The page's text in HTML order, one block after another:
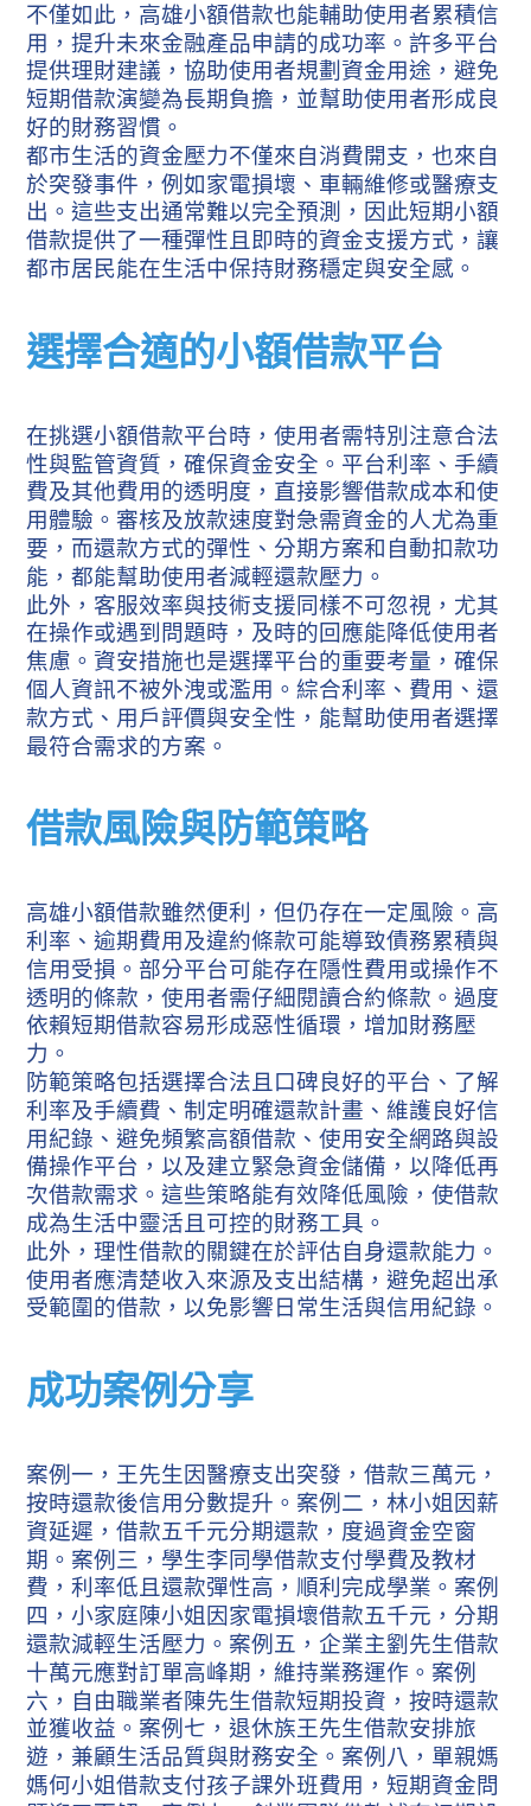
不僅如此，高雄小額借款也能輔助使用者累積信
用，提升未來金融產品申請的成功率。許多平台
提供理財建議，協助使用者規劃資金用途，避免
短期借款演變為長期負擔，並幫助使用者形成良
好的財務習慣。
都市生活的資金壓力不僅來自消費開支，也來自
於突發事件，例如家電損壞、車輛維修或醫療支
出。這些支出通常難以完全預測，因此短期小額
借款提供了一種彈性且即時的資金支援方式，讓
都市居民能在生活中保持財務穩定與安全感。
選擇合適的小額借款平台
在挑選小額借款平台時，使用者需特別注意合法
性與監管資質，確保資金安全。平台利率、手續
費及其他費用的透明度，直接影響借款成本和使
用體驗。審核及放款速度對急需資金的人尤為重
要，而還款方式的彈性、分期方案和自動扣款功
能，都能幫助使用者減輕還款壓力。
此外，客服效率與技術支援同樣不可忽視，尤其
在操作或遇到問題時，及時的回應能降低使用者
焦慮。資安措施也是選擇平台的重要考量，確保
個人資訊不被外洩或濫用。綜合利率、費用、還
款方式、用戶評價與安全性，能幫助使用者選擇
最符合需求的方案。
借款風險與防範策略
高雄小額借款雖然便利，但仍存在一定風險。高
利率、逾期費用及違約條款可能導致債務累積與
信用受損。部分平台可能存在隱性費用或操作不
透明的條款，使用者需仔細閱讀合約條款。過度
依賴短期借款容易形成惡性循環，增加財務壓
力。
防範策略包括選擇合法且口碑良好的平台、了解
利率及手續費、制定明確還款計畫、維護良好信
用紀錄、避免頻繁高額借款、使用安全網路與設
備操作平台，以及建立緊急資金儲備，以降低再
次借款需求。這些策略能有效降低風險，使借款
成為生活中靈活且可控的財務工具。
此外，理性借款的關鍵在於評估自身還款能力。
使用者應清楚收入來源及支出結構，避免超出承
受範圍的借款，以免影響日常生活與信用紀錄。
成功案例分享
案例一，王先生因醫療支出突發，借款三萬元，
按時還款後信用分數提升。案例二，林小姐因薪
資延遲，借款五千元分期還款，度過資金空窗
期。案例三，學生李同學借款支付學費及教材
費，利率低且還款彈性高，順利完成學業。案例
四，小家庭陳小姐因家電損壞借款五千元，分期
還款減輕生活壓力。案例五，企業主劉先生借款
十萬元應對訂單高峰期，維持業務運作。案例
六，自由職業者陳先生借款短期投資，按時還款
並獲收益。案例七，退休族王先生借款安排旅
遊，兼顧生活品質與財務安全。案例八，單親媽
媽何小姐借款支付孩子課外班費用，短期資金問